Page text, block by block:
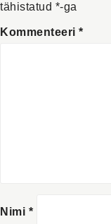
tähistatud *-ga
Kommenteeri *
Nimi *